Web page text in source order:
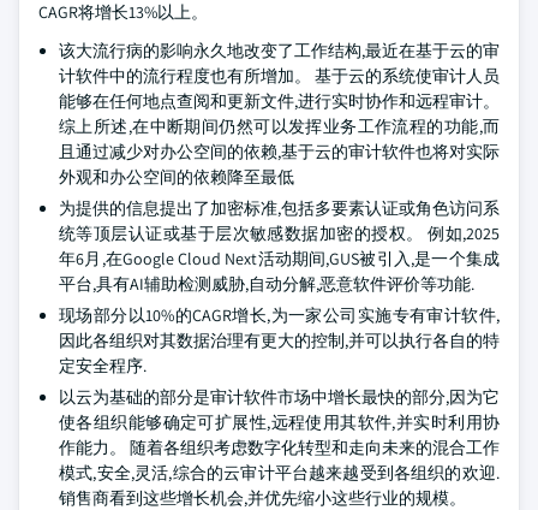
CAGR将增长13%以上。
该大流行病的影响永久地改变了工作结构,最近在基于云的审
计软件中的流行程度也有所增加。 基于云的系统使审计人员
能够在任何地点查阅和更新文件,进行实时协作和远程审计。
综上所述,在中断期间仍然可以发挥业务工作流程的功能,而
且通过减少对办公空间的依赖,基于云的审计软件也将对实际
外观和办公空间的依赖降至最低
为提供的信息提出了加密标准,包括多要素认证或角色访问系
统等顶层认证或基于层次敏感数据加密的授权。 例如,2025
年6月,在Google Cloud Next活动期间,GUS被引入,是一个集成
平台,具有AI辅助检测威胁,自动分解,恶意软件评价等功能.
现场部分以10%的CAGR增长,为一家公司实施专有审计软件,
因此各组织对其数据治理有更大的控制,并可以执行各自的特
定安全程序.
以云为基础的部分是审计软件市场中增长最快的部分,因为它
使各组织能够确定可扩展性,远程使用其软件,并实时利用协
作能力。 随着各组织考虑数字化转型和走向未来的混合工作
模式,安全,灵活,综合的云审计平台越来越受到各组织的欢迎.
销售商看到这些增长机会,并优先缩小这些行业的规模。